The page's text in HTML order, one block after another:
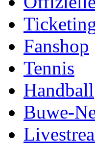
Fanshop
Tennis
Handball
Buwe-